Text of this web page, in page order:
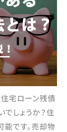
宅ローン残債
しょうか？住
です。売却物